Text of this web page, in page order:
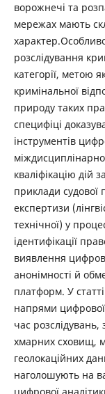
ворожнечі та
мережах мають
розслідування
категорії, метою
кримінальної
природу таких
специфіці
інструментів
кваліфікацію дій
приклади судової
експертизи
технічної) у
ідентифікації
виявлення
анонімності й
платформ. У
напрями цифрової
час розслідувань,
хмарних сховищ,
геолокаційних
наголошують на